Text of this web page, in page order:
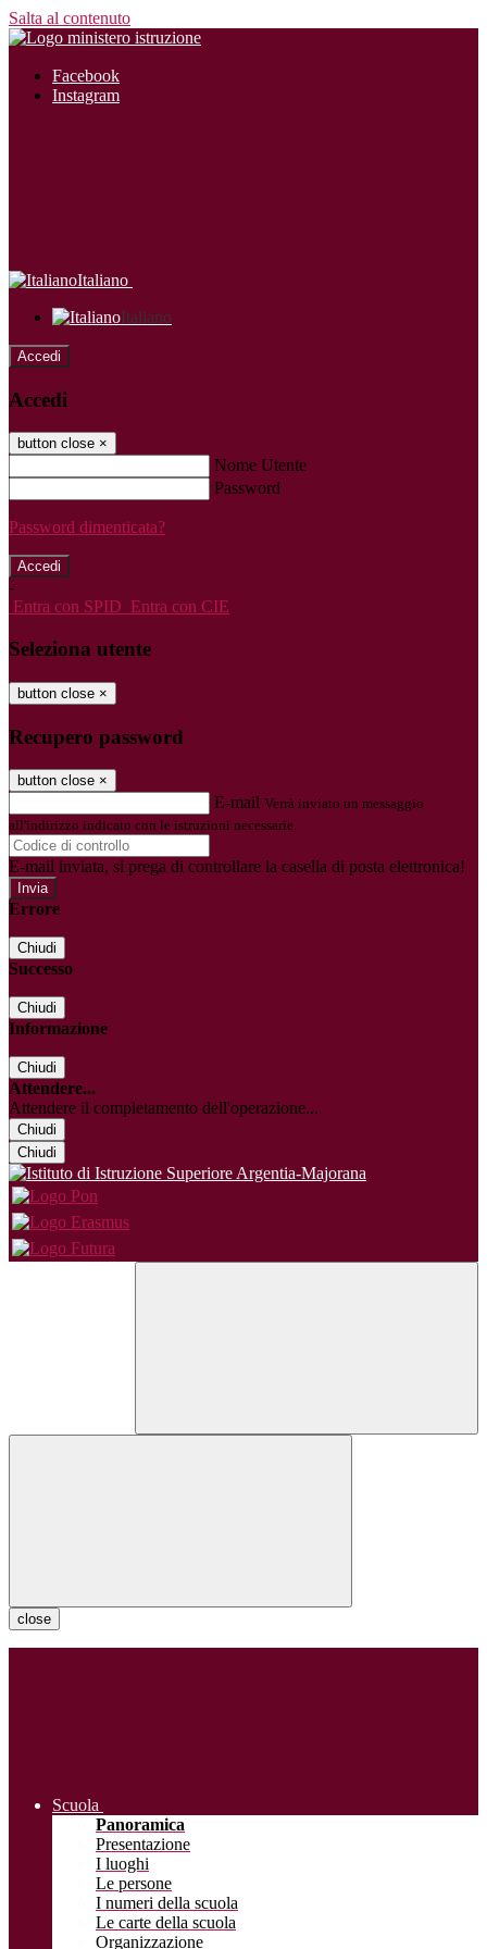
Salta al contenuto
Facebook
Instagram
Italiano
Italiano
Accedi
Accedi
button close ×
Nome Utente
Password
Password dimenticata?
-
Entra con SPID Entra con CIE
Seleziona utente
button close ×
Recupero password
button close ×
E-mail Verrà inviato un messaggio
all'indirizzo indicato con le istruzioni necessarie.
E-mail inviata, si prega di controllare la casella di posta elettronica!
Errore
Chiudi
Successo
Chiudi
Informazione
Chiudi
Attendere...
Attendere il completamento dell'operazione...
Chiudi
Chiudi
close
Scuola
Panoramica
Presentazione
I luoghi
Le persone
I numeri della scuola
Le carte della scuola
Organizzazione